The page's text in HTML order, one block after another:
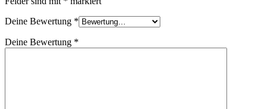
Deine Bewertung *
Deine Bewertung *